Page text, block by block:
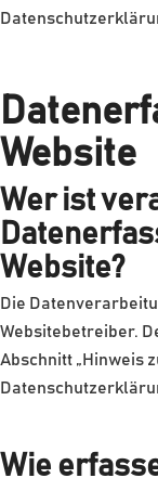
Website
Wer ist
Website?
Die
Websitebetreiber.
Abschnitt „Hinweis
Wie